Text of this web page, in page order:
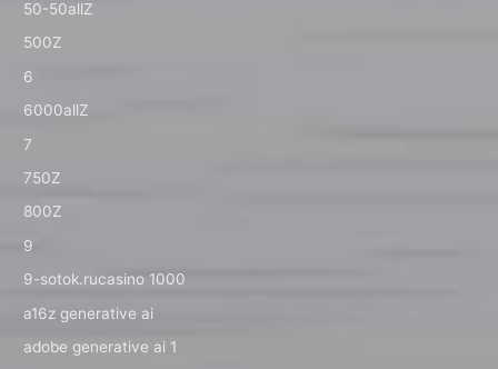
50-50allZ
500Z
6
6000allZ
7
750Z
800Z
9
9-sotok.rucasino 1000
a16z generative ai
adobe generative ai 1